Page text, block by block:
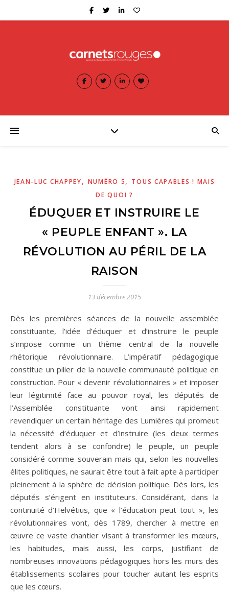
JEAN-LUC CHAPPEY, NUMÉRO 5, TOUS CAPABLES ! MAIS
DE QUOI ?
ÉDUQUER ET INSTRUIRE LE
« PEUPLE ENFANT ». LA
RÉVOLUTION AU PÉRIL DE LA
RAISON
13 décembre 2015
Dès les premières séances de la nouvelle assemblée
constituante, l’idée d’éduquer et d’instruire le peuple
s’impose comme un thème central de la nouvelle
rhétorique révolutionnaire. L’impératif pédagogique
constitue un pilier de la nouvelle communauté politique en
construction. Pour « devenir révolutionnaires » et imposer
leur légitimité face au pouvoir royal, les députés de
l’Assemblée constituante vont ainsi rapidement
revendiquer un certain héritage des Lumières qui promeut
la nécessité d’éduquer et d’instruire (les deux termes
tendent alors à se confondre) le peuple, un peuple
considéré comme souverain mais qui, selon les nouvelles
élites politiques, ne saurait être tout à fait apte à participer
pleinement à la sphère de décision politique. Dès lors, les
députés s’érigent en instituteurs. Considérant, dans la
continuité d’Helvétius, que « l’éducation peut tout », les
révolutionnaires vont, dès 1789, chercher à mettre en
œuvre ce vaste chantier visant à transformer les mœurs,
les habitudes, mais aussi, les corps, justifiant de
nombreuses innovations pédagogiques hors les murs des
établissements scolaires pour toucher autant les esprits
que les cœurs.